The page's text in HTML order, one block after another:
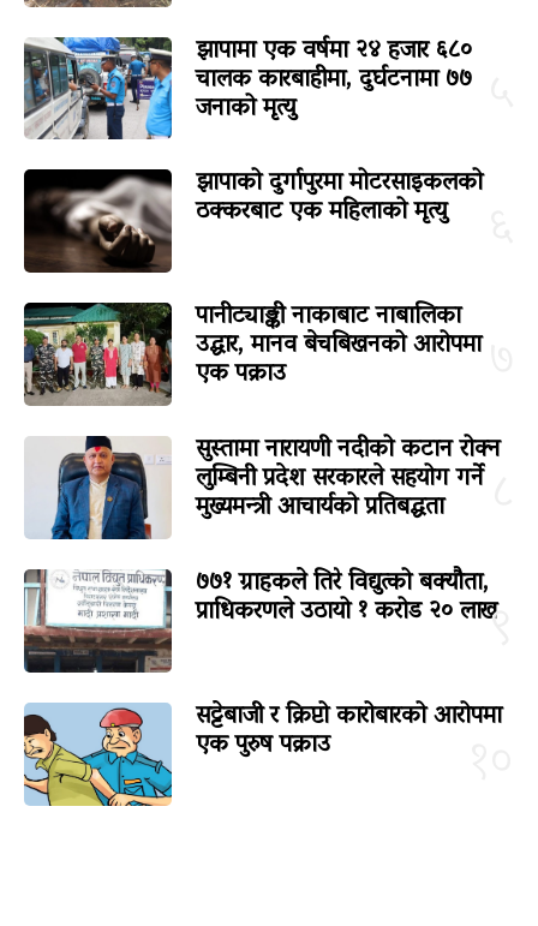
झापामा एक वर्षमा २४ हजार ६८०
चालक कारबाहीमा, दुर्घटनामा ७७
जनाको मृत्यु
झापाको दुर्गापुरमा मोटरसाइकलको
ठक्करबाट एक महिलाको मृत्यु
पानीट्याङ्की नाकाबाट नाबालिका
उद्धार, मानव बेचबिखनको आरोपमा
एक पक्राउ
सुस्तामा नारायणी नदीको कटान रोक्न
लुम्बिनी प्रदेश सरकारले सहयोग गर्ने
मुख्यमन्त्री आचार्यको प्रतिबद्धता
९
७७१ ग्राहकले तिरे विद्युत्को बक्यौता,
प्राधिकरणले उठायो १ करोड २० लाख
सट्टेबाजी र क्रिप्टो कारोबारको आरोपमा
एक पुरुष पक्राउ